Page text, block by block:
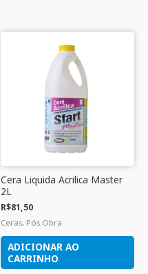
Cera Liquida Acrilica Master
2L
R$81,50
Ceras, Pós Obra
ADICIONAR AO
CARRINHO